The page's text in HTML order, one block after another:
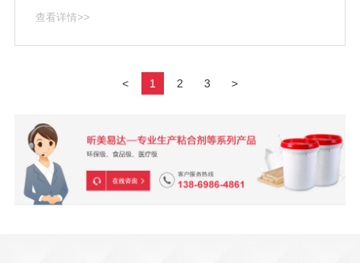
着包装材料向更环保、更可持续的方向迈进。这种涂层不
查看详情>>
< 1 2 3 >